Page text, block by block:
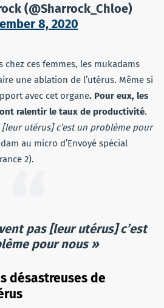
(@Sharrock_Chloe)
8, 2020
chez ces femmes, les mukadams
une ablation de l’utérus. Même si
avec cet organe. Pour eux, les
ralentir le taux de productivité.
[leur utérus] c’est un problème pour
au micro d’Envoyé spécial
2).
pas [leur utérus] c’est
pour nous »
désastreuses de